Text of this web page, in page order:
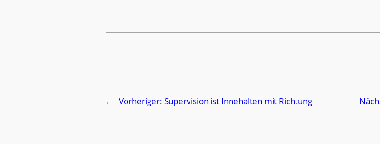
← Vorheriger: Supervision ist Innehalten mit Richtung